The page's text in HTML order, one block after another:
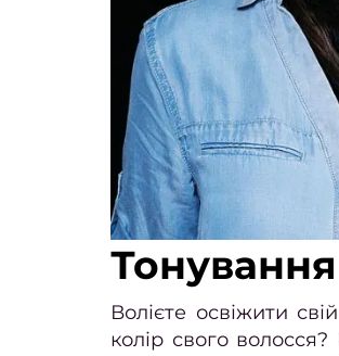
Волієте освіжити
колір свого